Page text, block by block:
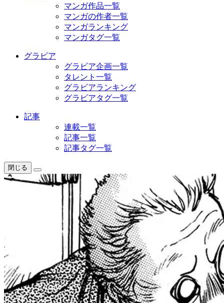
マンガ作品一覧
マンガの作者一覧
マンガランキング
マンガタグ一覧
グラビア
グラビア企画一覧
タレント一覧
グラビアランキング
グラビアタグ一覧
記事
連載一覧
記事一覧
記事タグ一覧
閉じる